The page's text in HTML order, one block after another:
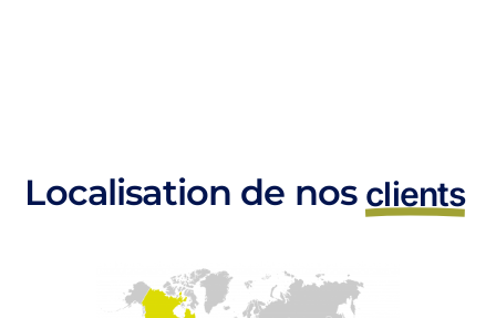
Localisation de nos clients